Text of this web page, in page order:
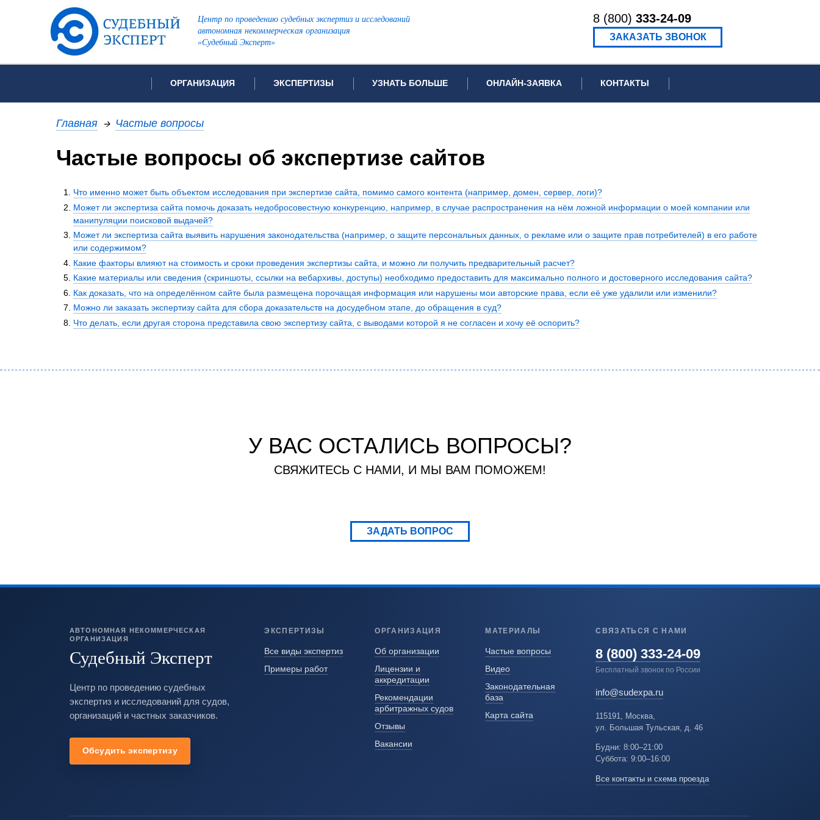
Центр по проведению судебных экспертиз и исследований
автономная некоммерческая организация
«Судебный Эксперт»
8 (800) 333-24-09
ЗАКАЗАТЬ ЗВОНОК
ОРГАНИЗАЦИЯ
Об организации
Рекомендации арбитражных судов
Отзывы
Для СМИ
Вакансии
Политика конфиденциальности
ЭКСПЕРТИЗЫ
Видеотехническая экспертиза
Генетическая экспертиза
Инженерно-техническая экспертиза
Компьютерно-техническая экспертиза
Лингвистическая экспертиза
Оценочная экспертиза
Патентоведческая экспертиза
Пожарно-техническая экспертиза
Почерковедческая экспертиза
Психиатрическая экспертиза
Психологическая экспертиза
Рецензия на экспертное заключение
Строительная экспертиза
Фоноскопическая экспертиза
Химическая экспертиза
УЗНАТЬ БОЛЬШЕ
Частые вопросы
ОНЛАЙН-ЗАЯВКА
Заявка на проведение рецензии
КОНТАКТЫ
Главная → Частые вопросы
Частые вопросы об экспертизе сайтов
Что именно может быть объектом исследования при экспертизе сайта, помимо самого контента (например, домен, сервер, логи)?
Может ли экспертиза сайта помочь доказать недобросовестную конкуренцию, например, в случае распространения на нём ложной информации о моей компании или
манипуляции поисковой выдачей?
Может ли экспертиза сайта выявить нарушения законодательства (например, о защите персональных данных, о рекламе или о защите прав потребителей) в его работе
или содержимом?
Какие факторы влияют на стоимость и сроки проведения экспертизы сайта, и можно ли получить предварительный расчет?
Какие материалы или сведения (скриншоты, ссылки на вебархивы, доступы) необходимо предоставить для максимально полного и достоверного исследования сайта?
Как доказать, что на определённом сайте была размещена порочащая информация или нарушены мои авторские права, если её уже удалили или изменили?
Можно ли заказать экспертизу сайта для сбора доказательств на досудебном этапе, до обращения в суд?
Что делать, если другая сторона представила свою экспертизу сайта, с выводами которой я не согласен и хочу её оспорить?
У ВАС ОСТАЛИСЬ ВОПРОСЫ?
СВЯЖИТЕСЬ С НАМИ, И МЫ ВАМ ПОМОЖЕМ!
ЗАДАТЬ ВОПРОС
АВТОНОМНАЯ НЕКОММЕРЧЕСКАЯ
ОРГАНИЗАЦИЯ
Судебный Эксперт
Центр по проведению судебных
экспертиз и исследований для судов,
организаций и частных заказчиков.
Обсудить экспертизу
ЭКСПЕРТИЗЫ
Все виды экспертиз
Примеры работ
ОРГАНИЗАЦИЯ
Об организации
Лицензии и
аккредитации
Рекомендации
арбитражных судов
Отзывы
Вакансии
МАТЕРИАЛЫ
Частые вопросы
Видео
Законодательная
база
Карта сайта
СВЯЗАТЬСЯ С НАМИ
8 (800) 333-24-09
Бесплатный звонок по России
info@sudexpa.ru
115191, Москва,
ул. Большая Тульская, д. 46
Будни: 8:00–21:00
Суббота: 9:00–16:00
Все контакты и схема проезда